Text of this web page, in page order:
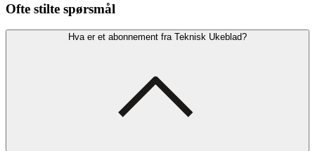
Ofte stilte spørsmål
Hva er et abonnement fra Teknisk Ukeblad?